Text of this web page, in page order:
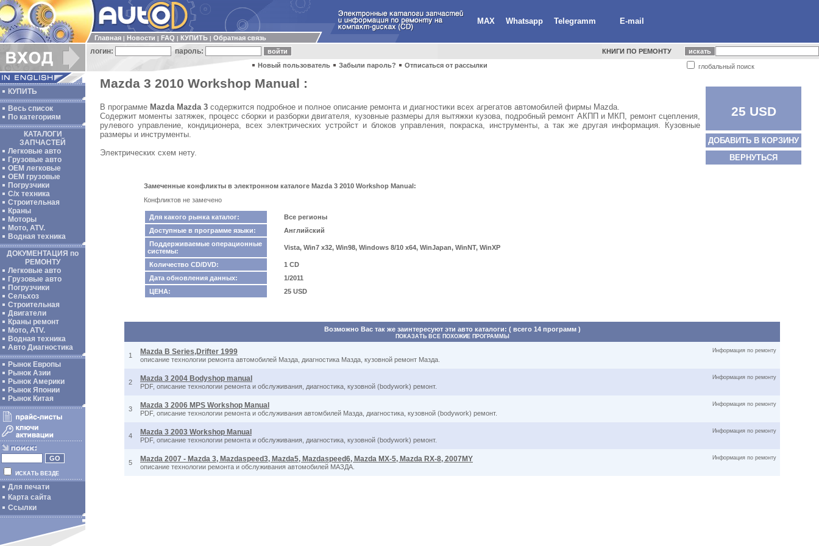
MAX Whatsapp Telegramm E-mail
Главная Новости FAQ КУПИТЬ Обратная связь
логин: пароль: КНИГИ ПО РЕМОНТУ
глобальный поиск
Новый пользователь Забыли пароль? Отписаться от рассылки
КУПИТЬ
Весь список
По категориям
КАТАЛОГИ
ЗАПЧАСТЕЙ
Легковые авто
Грузовые авто
ОЕМ легковые
OEM грузовые
Погрузчики
С/х техника
Строительная
Краны
Моторы
Мото, ATV.
Водная техника
ДОКУМЕНТАЦИЯ по
РЕМОНТУ
Легковые авто
Грузовые авто
Погрузчики
Сельхоз
Строительная
Двигатели
Краны ремонт
Мото, ATV.
Водная техника
Авто Диагностика
Рынок Европы
Рынок Азии
Рынок Америки
Рынок Японии
Рынок Китая
ИСКАТЬ ВЕЗДЕ
Для печати
Карта сайта
Ссылки
Mazda 3 2010 Workshop Manual :
В программе Mazda Mazda 3 содержится подробное и полное описание ремонта и диагностики всех агрегатов автомобилей фирмы Mazda.
Содержит моменты затяжек, процесс сборки и разборки двигателя, кузовные размеры для вытяжки кузова, подробный ремонт АКПП и МКП, ремонт сцепления,
рулевого управление, кондиционера, всех электрических устройст и блоков управления, покраска, инструменты, а так же другая информация. Кузовные
размеры и инструменты.
Электрических схем нету.
25 USD
ДОБАВИТЬ В КОРЗИНУ
ВЕРНУТЬСЯ
Замеченные конфликты в электронном каталоге Mazda 3 2010 Workshop Manual:
Конфликтов не замечено
Для какого рынка каталог:
Все регионы
Доступные в программе языки:
Английский
Поддерживаемые операционные
системы:
Vista, Win7 x32, Win98, Windows 8/10 x64, WinJapan, WinNT, WinXP
Количество CD/DVD:
1 CD
Дата обновления данных:
1/2011
ЦЕНА:
25 USD
Возможно Вас так же заинтересуют эти авто каталоги: ( всего 14 программ )
ПОКАЗАТЬ ВСЕ ПОХОЖИЕ ПРОГРАММЫ
1 Mazda B Series,Drifter 1999
описание технологии ремонта автомобилей Мазда, диагностика Мазда, кузовной ремонт Мазда.
Информация по ремонту
2 Mazda 3 2004 Bodyshop manual
PDF, описание технологии ремонта и обслуживания, диагностика, кузовной (bodywork) ремонт.
Информация по ремонту
3 Mazda 3 2006 MPS Workshop Manual
PDF, описание технологии ремонта и обслуживания автомбилей Мазда, диагностика, кузовной (bodywork) ремонт.
Информация по ремонту
4 Mazda 3 2003 Workshop Manual
PDF, описание технологии ремонта и обслуживания, диагностика, кузовной (bodywork) ремонт.
Информация по ремонту
5 Mazda 2007 - Mazda 3, Mazdaspeed3, Mazda5, Mazdaspeed6, Mazda MX-5, Mazda RX-8, 2007MY
описание технологии ремонта и обслуживания автомобилей МАЗДА.
Информация по ремонту